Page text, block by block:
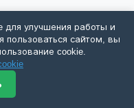
вы могли
для улучшения работы и
сайтом, вы
cookie.